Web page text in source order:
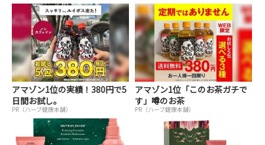
アマゾン1位の実績！380円で5
日間お試し。
PR（ハーブ健康本舗）
アマゾン1位「このお茶ガチで
す」噂のお茶
PR（ハーブ健康本舗）